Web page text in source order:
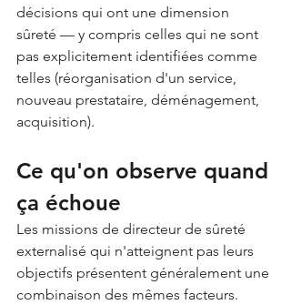
décisions qui ont une dimension
sûreté — y compris celles qui ne sont
pas explicitement identifiées comme
telles (réorganisation d'un service,
nouveau prestataire, déménagement,
acquisition).
Ce qu'on observe quand
ça échoue
Les missions de directeur de sûreté
externalisé qui n'atteignent pas leurs
objectifs présentent généralement une
combinaison des mêmes facteurs.